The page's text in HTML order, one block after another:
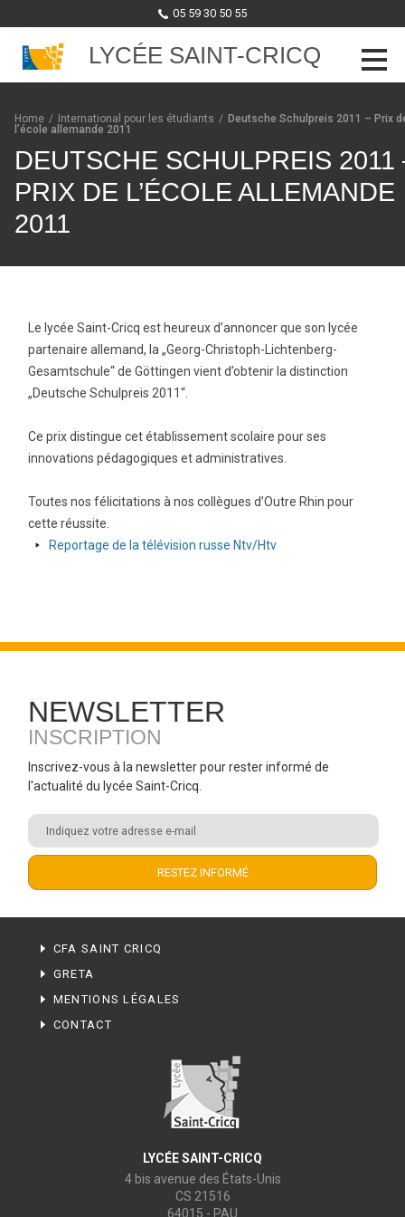
05 59 30 50 55
LYCÉE SAINT-CRICQ
Skip to content
Home / International pour les étudiants / Deutsche Schulpreis 2011 – Prix
l’école allemande 2011
DEUTSCHE SCHULPREIS 2011
PRIX DE L’ÉCOLE ALLEMANDE
2011
Le lycée Saint-Cricq est heureux d’annoncer que son lycée
partenaire allemand, la „Georg-Christoph-Lichtenberg-
Gesamtschule“ de Göttingen vient d’obtenir la distinction
„Deutsche Schulpreis 2011“.
Ce prix distingue cet établissement scolaire pour ses
innovations pédagogiques et administratives.
Toutes nos félicitations à nos collègues d’Outre Rhin pour
cette réussite.
arrow-
Reportage de la télévision russe Ntv/Htv
NEWSLETTER
INSCRIPTION
Inscrivez-vous à la newsletter pour rester informé de
l'actualité du lycée Saint-Cricq.
CFA SAINT CRICQ
GRETA
MENTIONS LÉGALES
CONTACT
LYCÉE SAINT-CRICQ
4 bis avenue des États-Unis
CS 21516
64015 - PAU